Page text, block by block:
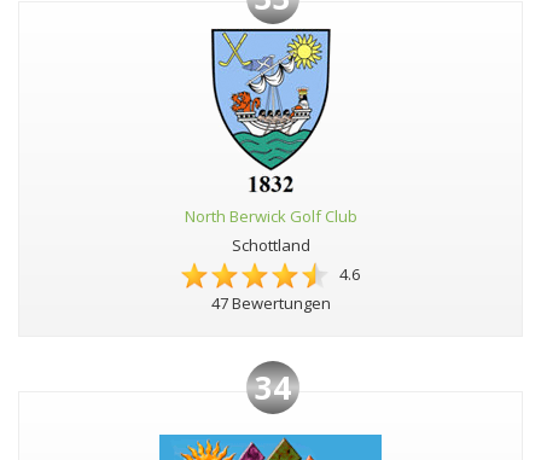
North Berwick Golf Club
Schottland
4.6
47 Bewertungen
34